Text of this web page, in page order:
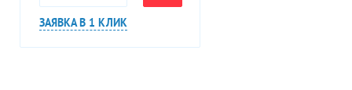
ЗАЯВКА В 1 КЛИК